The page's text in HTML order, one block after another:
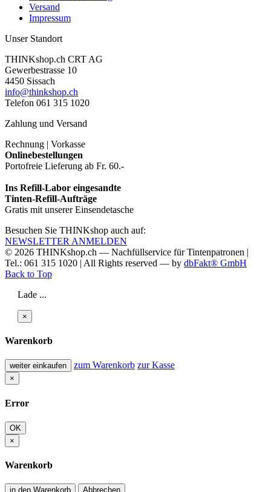
Versand
Impressum
Unser Standort
THINKshop.ch CRT AG
Gewerbestrasse 10
4450 Sissach
info@thinkshop.ch
Telefon 061 315 1020
Zahlung und Versand
Rechnung | Vorkasse
Onlinebestellungen
Portofreie Lieferung ab Fr. 60.-
Ins Refill-Labor eingesandte
Tinten-Refill-Aufträge
Gratis mit unserer Einsendetasche
Besuchen Sie THINKshop auch auf:
NEWSLETTER ANMELDEN
© 2026 THINKshop.ch — Nachfüllservice fürTintenpatronen |
Tel.: 061 315 1020 | All Rights reserved — by dbFakt® GmbH
Back to Top
Lade ...
×
Warenkorb
weiter einkaufen zum Warenkorb zur Kasse
×
Error
OK
×
Warenkorb
in den Warenkorb Abbrechen